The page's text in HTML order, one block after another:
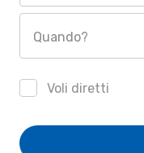
Quando?
Voli diretti